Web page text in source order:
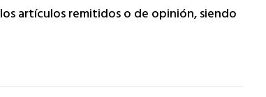
artículos remitidos o de opinión, siendo